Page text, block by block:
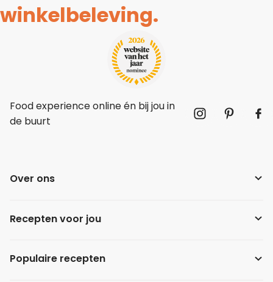
winkelbeleving.
Food experience online én bij jou in
de buurt
Over ons
Recepten voor jou
Populaire recepten